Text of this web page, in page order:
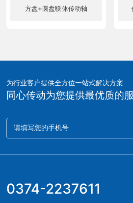
方盘+圆盘联体传动轴
为行业客户提供全方位一站式解决方案
同心传动为您提供最优质的服
0374-2237611